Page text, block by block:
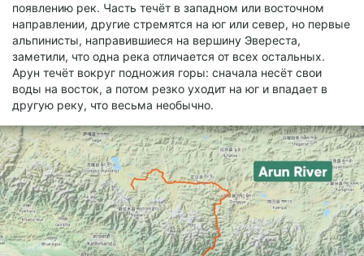
появлению рек. Часть течёт в западном или восточном
направлении, другие стремятся на юг или север, но первые
альпинисты, направившиеся на вершину Эвереста,
заметили, что одна река отличается от всех остальных.
Арун течёт вокруг подножия горы: сначала несёт свои
воды на восток, а потом резко уходит на юг и впадает в
другую реку, что весьма необычно.